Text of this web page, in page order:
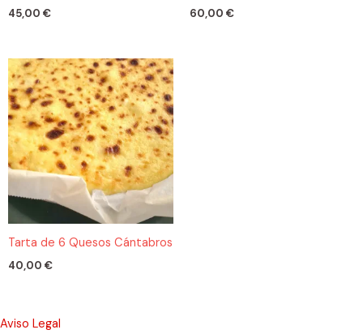
45,00 € 60,00 €
Tarta de 6 Quesos Cántabros
40,00 €
Aviso Legal